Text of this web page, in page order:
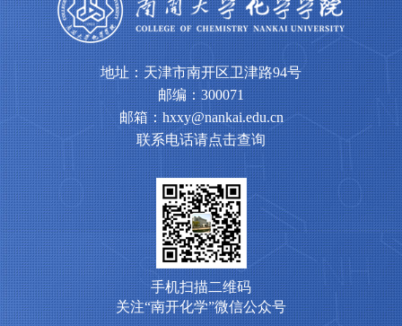
地址：天津市南开区卫津路94号
邮编：300071
邮箱：hxxy@nankai.edu.cn
联系电话请点击查询
手机扫描二维码
关注“南开化学”微信公众号